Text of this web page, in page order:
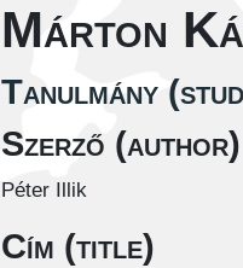
Márton
Tanulmány
Szerző (author)
Péter Illik
Cím (title)